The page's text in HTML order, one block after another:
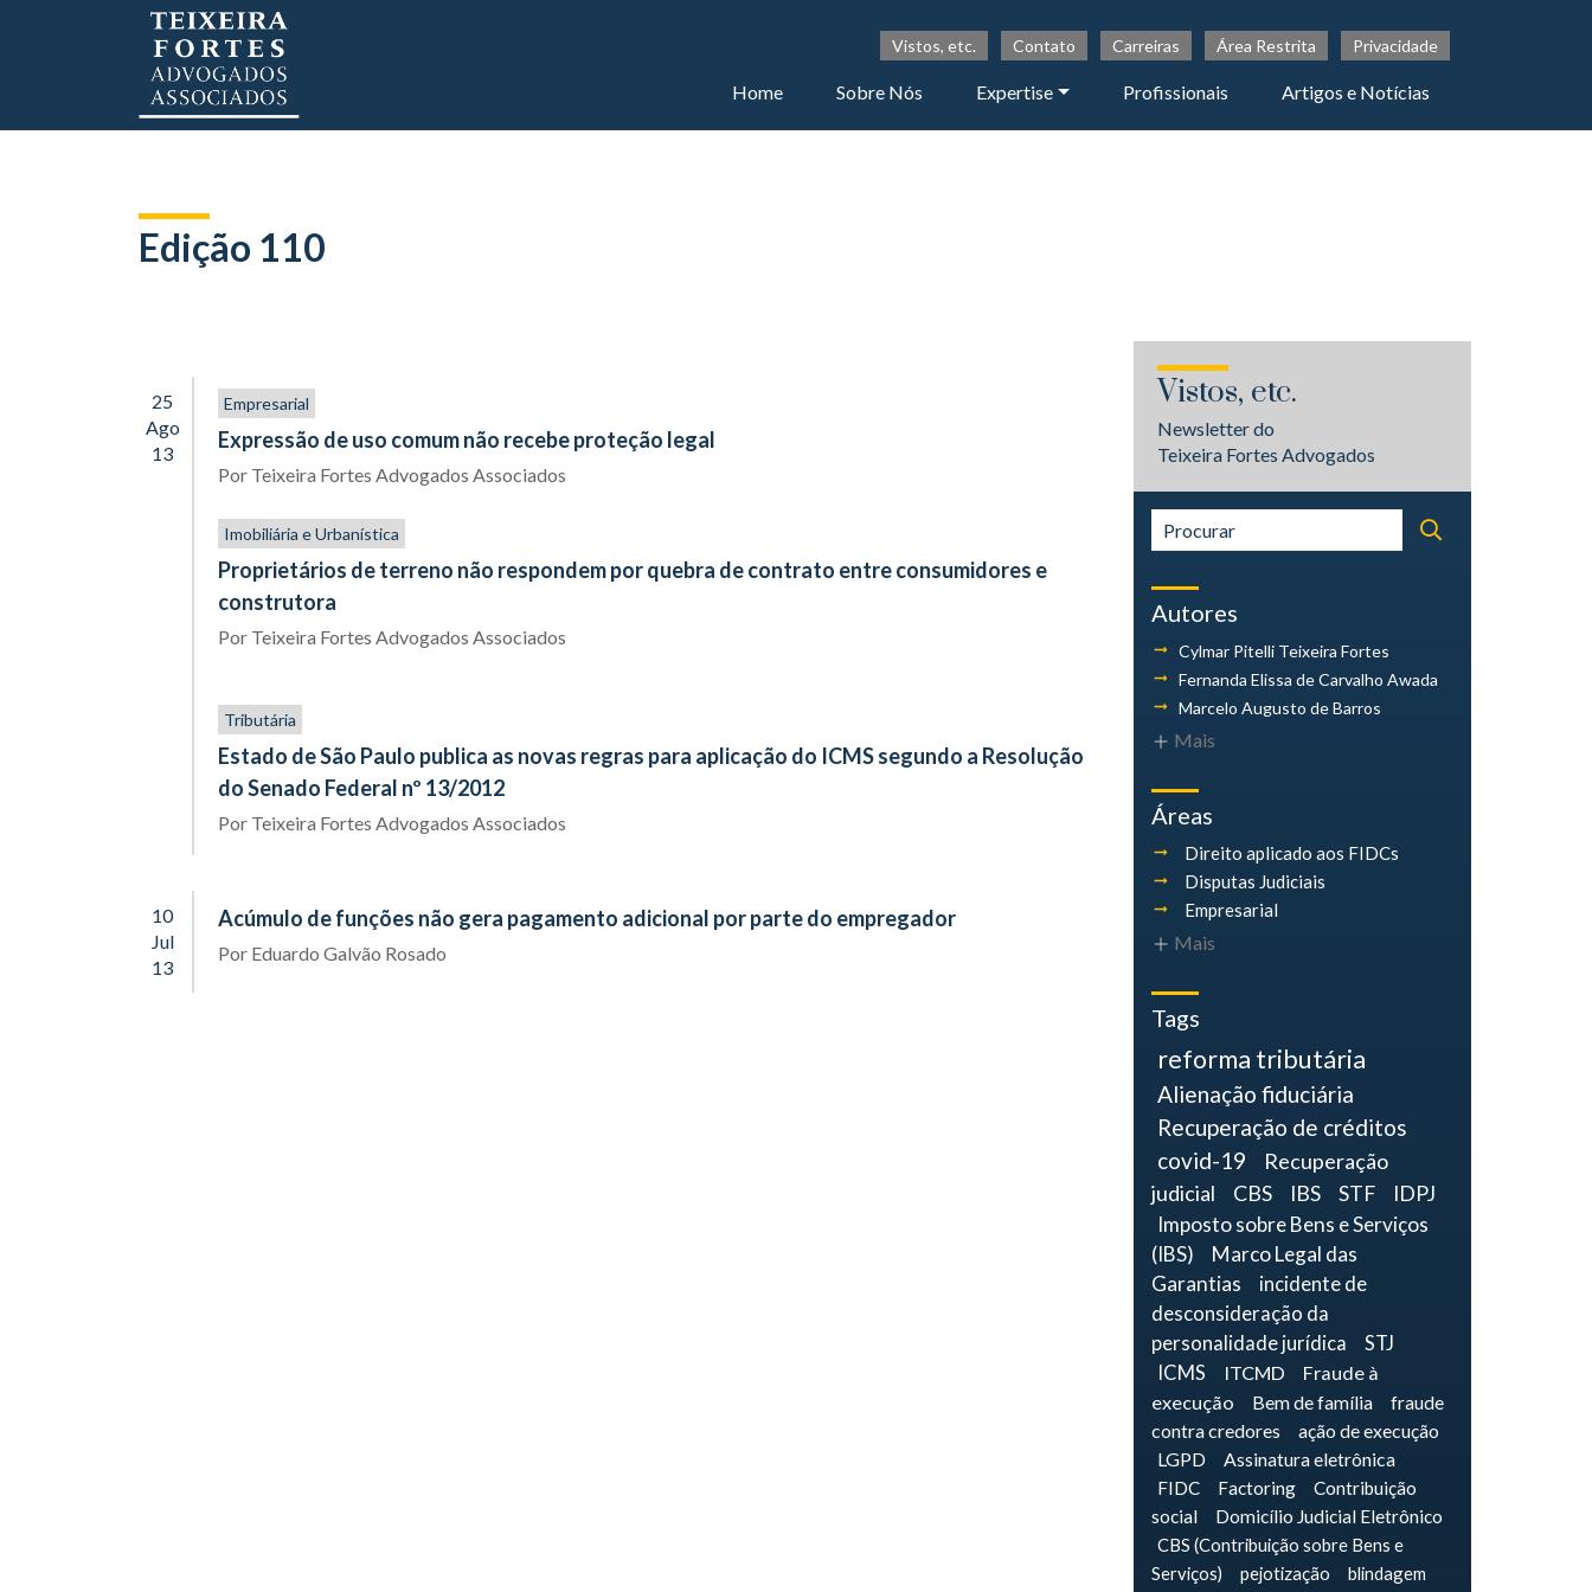
Vistos, etc. Contato Carreiras Área Restrita Privacidade
Home Sobre Nós Expertise Profissionais Artigos e Notícias
Edição 110
25
Ago
13
Empresarial
Expressão de uso comum não recebe proteção legal
Por Teixeira Fortes Advogados Associados
Imobiliária e Urbanística
Proprietários de terreno não respondem por quebra de contrato entre consumidores e
construtora
Por Teixeira Fortes Advogados Associados
Tributária
Estado de São Paulo publica as novas regras para aplicação do ICMS segundo a Resolução
do Senado Federal nº 13/2012
Por Teixeira Fortes Advogados Associados
10
Jul
13
Acúmulo de funções não gera pagamento adicional por parte do empregador
Por Eduardo Galvão Rosado
Vistos, etc.
Newsletter do
Teixeira Fortes Advogados
Autores
Cylmar Pitelli Teixeira Fortes
Fernanda Elissa de Carvalho Awada
Marcelo Augusto de Barros
Mais
Áreas
Direito aplicado aos FIDCs
Disputas Judiciais
Empresarial
Mais
Tags
reforma tributária
Alienação fiduciária
Recuperação de créditos
covid-19
Recuperação
judicial
CBS IBS STF
IDPJ
Imposto sobre Bens e Serviços
(IBS)
Marco Legal das
Garantias
incidente de
desconsideração da
personalidade jurídica
STJ
ICMS
ITCMD
Fraude à
execução
Bem de família
fraude
contra credores
ação de execução
LGPD
Assinatura eletrônica
FIDC Factoring
Contribuição
social
Domicílio Judicial Eletrônico
CBS (Contribuição sobre Bens e
Serviços)
pejotização
blindagem